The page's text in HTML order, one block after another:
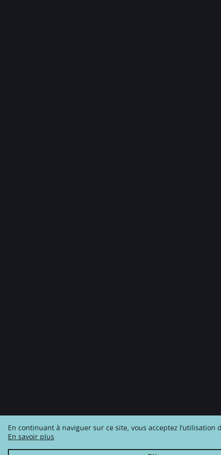
En continuant à naviguer sur ce site, vous acceptez l’utilisation
En savoir plus